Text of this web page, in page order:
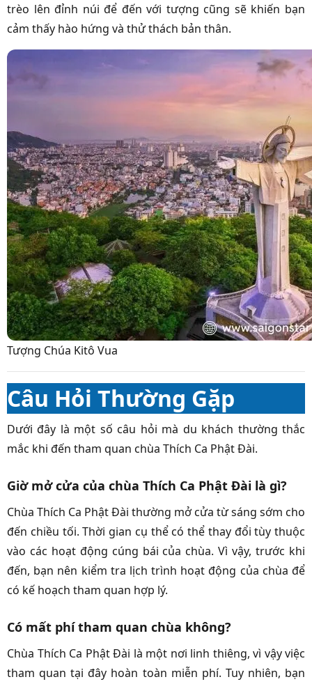
trèo lên đỉnh núi để đến với tượng cũng sẽ khiến bạn
cảm thấy hào hứng và thử thách bản thân.
Tượng Chúa Kitô Vua
Câu Hỏi Thường Gặp
Dưới đây là một số câu hỏi mà du khách thường thắc
mắc khi đến tham quan chùa Thích Ca Phật Đài.
Giờ mở cửa của chùa Thích Ca Phật Đài là gì?
Chùa Thích Ca Phật Đài thường mở cửa từ sáng sớm cho
đến chiều tối. Thời gian cụ thể có thể thay đổi tùy thuộc
vào các hoạt động cúng bái của chùa. Vì vậy, trước khi
đến, bạn nên kiểm tra lịch trình hoạt động của chùa để
có kế hoạch tham quan hợp lý.
Có mất phí tham quan chùa không?
Chùa Thích Ca Phật Đài là một nơi linh thiêng, vì vậy việc
tham quan tại đây hoàn toàn miễn phí. Tuy nhiên, bạn